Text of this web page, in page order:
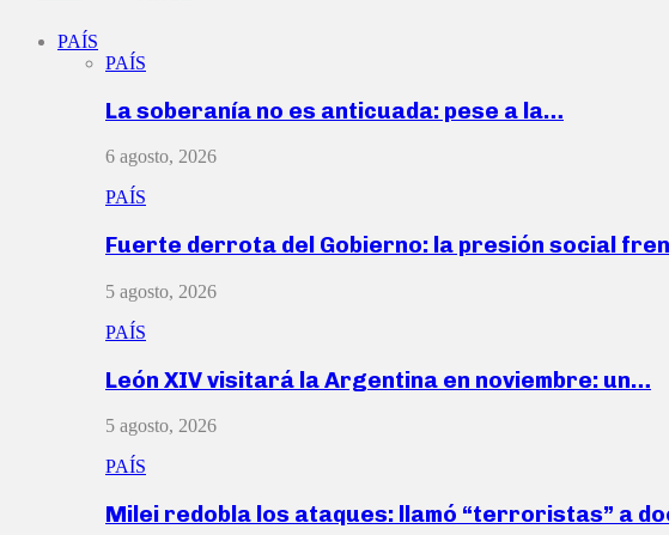
PAÍS
PAÍS
La soberanía no es anticuada: pese a la…
6 agosto, 2026
PAÍS
Fuerte derrota del Gobierno: la presión social
5 agosto, 2026
PAÍS
León XIV visitará la Argentina en noviembre: un…
5 agosto, 2026
PAÍS
Milei redobla los ataques: llamó “terroristas” a